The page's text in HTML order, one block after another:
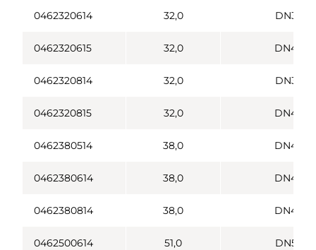
0462320614 32,0 DN32
0462320615 32,0 DN40
0462320814 32,0 DN32
0462320815 32,0 DN40
0462380514 38,0 DN40
0462380614 38,0 DN40
0462380814 38,0 DN40
0462500614 51,0 DN50